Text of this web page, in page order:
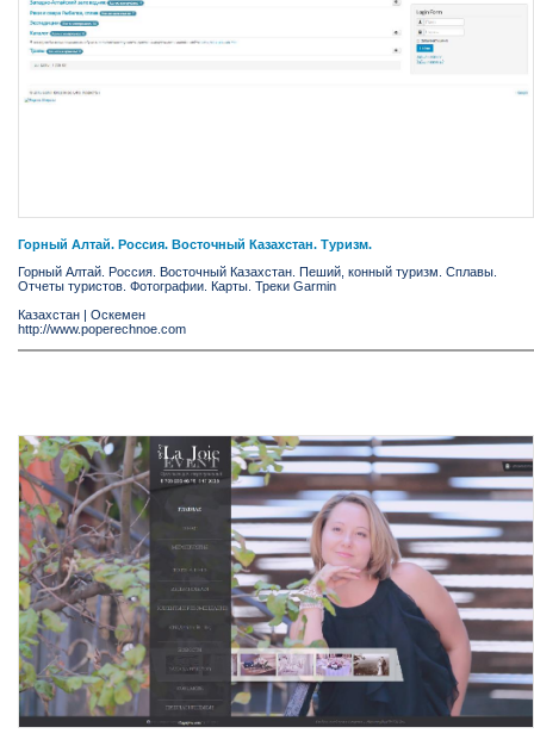
Горный Алтай. Россия. Восточный Казахстан. Туризм.
Горный Алтай. Россия. Восточный Казахстан. Пеший, конный туризм. Сплавы.
Отчеты туристов. Фотографии. Карты. Треки Garmin
Казахстан | Оскемен
http://www.poperechnoe.com